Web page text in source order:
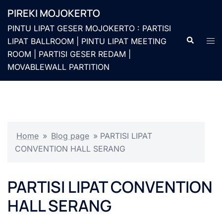
kePIREKI MOJOKERTO
PINTU LIPAT GESER MOJOKERTO : PARTISI
LIPAT BALLROOM | PINTU LIPAT MEETING
ROOM | PARTISI GESER REDAM |
MOVABLEWALL PARTITION
Cari
Home » Blog page » PARTISI LIPAT
CONVENTION HALL SERANG
PARTISI LIPAT CONVENTION
HALL SERANG